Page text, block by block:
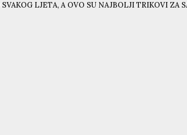
LJETA, A OVO SU NAJBOLJI TRIKOVI ZA